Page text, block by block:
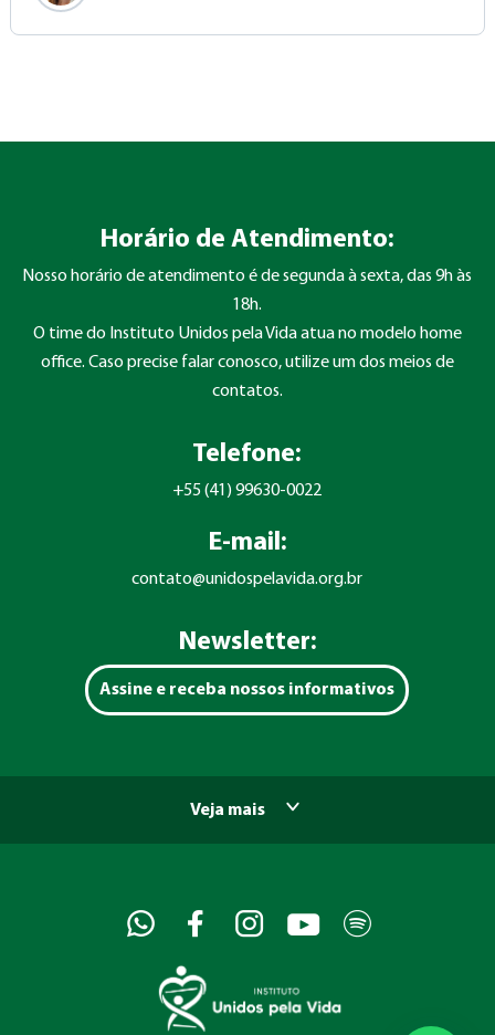
Horário de Atendimento:
Nosso horário de atendimento é de segunda à sexta, das 9h às
18h.
O time do Instituto Unidos pela Vida atua no modelo home
office. Caso precise falar conosco, utilize um dos meios de
contatos.
Telefone:
+55 (41) 99630-0022
E-mail:
contato@unidospelavida.org.br
Newsletter:
Assine e receba nossos informativos
Veja mais